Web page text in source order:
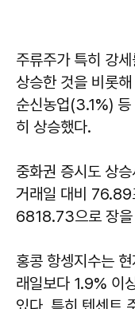
주류주가 특히 강
상승한 것을 비롯
순신농업(3.1%) 등
히 상승했다.
중화권 증시도 상
거래일 대비
6818.73으로 장을
홍콩 항셍지수는
래일보다 1.9% 이